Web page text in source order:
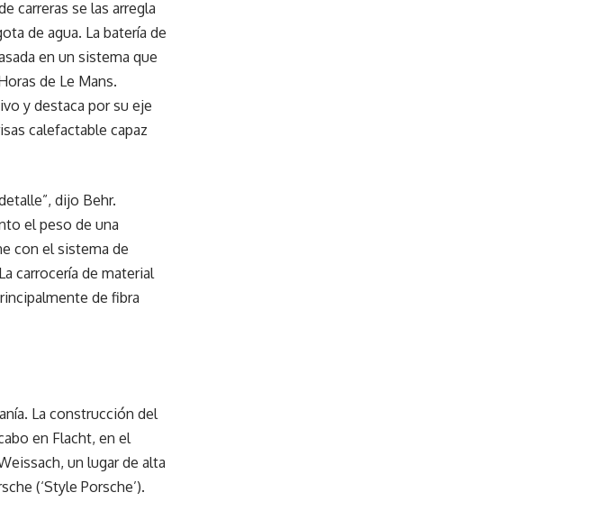
carreras se las arregla
de agua. La batería de
en un sistema que
de Le Mans.
y destaca por su eje
calefactable capaz
dijo Behr.
el peso de una
con el sistema de
carrocería de material
de fibra
La construcción del
en Flacht, en el
un lugar de alta
(‘Style Porsche’).